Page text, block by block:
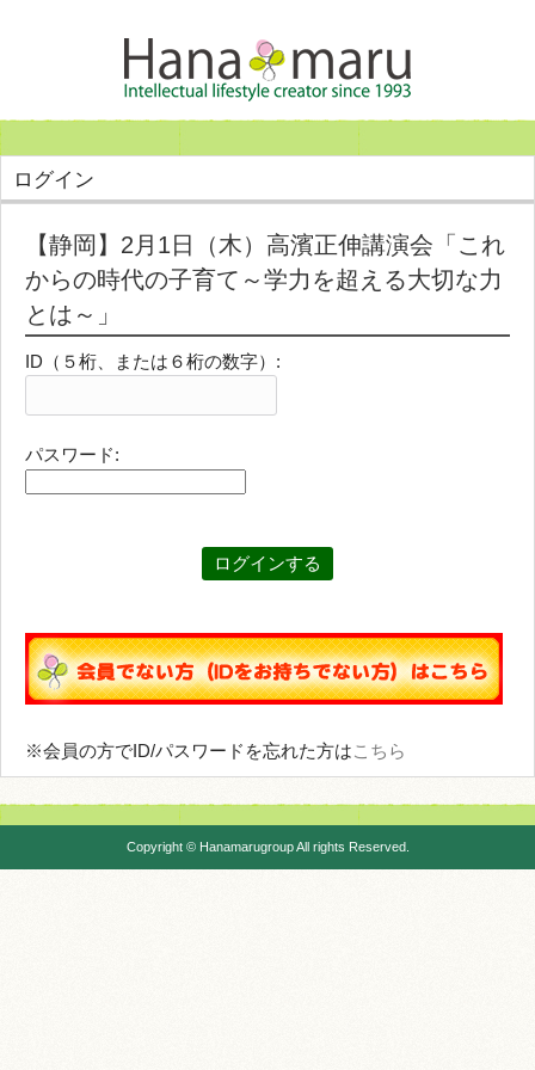
ログイン
【静岡】2月1日（木）高濱正伸講演会「これ
からの時代の子育て～学力を超える大切な力
とは～」
ID（５桁、または６桁の数字）:
パスワード:
※会員の方でID/パスワードを忘れた方はこちら
Copyright © Hanamarugroup All rights Reserved.